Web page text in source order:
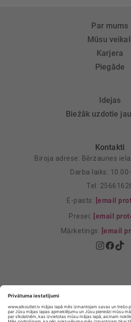
Par mums
Mūsu
Karjera
Piegāde
Idejas
Biežāk uzdotie
Kontakti
Biroja adrese: Bērzaunes
Darba laiks:
Tel:
E-pasts: [email
Presei: [email
Mārketings: [email
Privātuma
E-veikala lietošanas